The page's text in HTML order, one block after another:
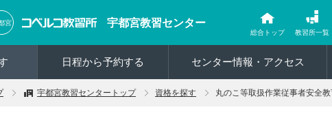
宮 宇都宮教習センター
総合トップ 教習所一覧
日程から予約する センター情報・アクセス
宇都宮教習センタートップ 資格を探す 丸のこ等取扱作業従事者安全